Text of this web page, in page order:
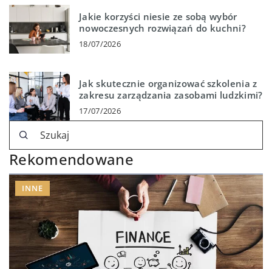
Jakie korzyści niesie ze sobą wybór
nowoczesnych rozwiązań do kuchni?
18/07/2026
Jak skutecznie organizować szkolenia z
zakresu zarządzania zasobami ludzkimi?
17/07/2026
Rekomendowane
INNE